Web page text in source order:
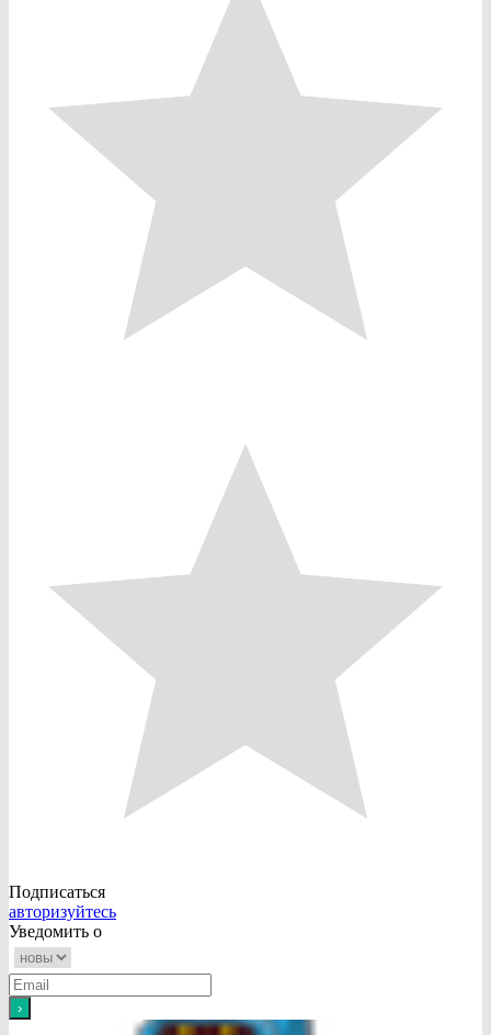
Подписаться
авторизуйтесь
Уведомить о